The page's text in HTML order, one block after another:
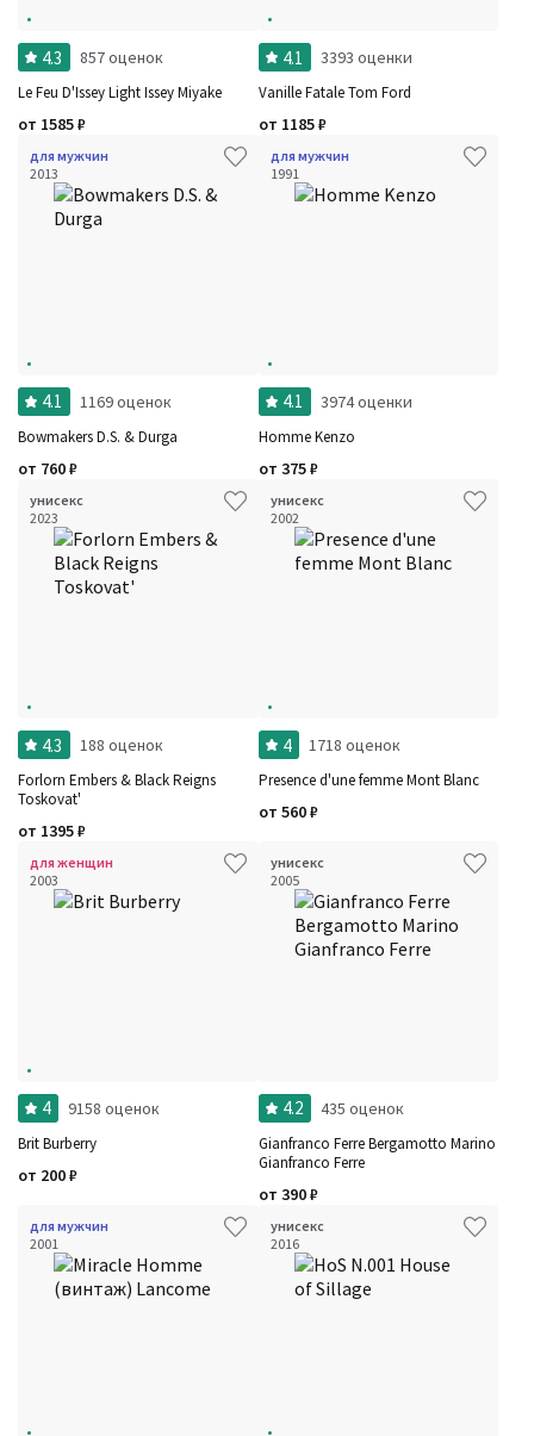
Фильтры
Для кого
Страна производитель
4.3 857 оценок
Le Feu D'Issey Light Issey Miyake
от 1585₽
4.1 3393 оценки
Vanille Fatale Tom Ford
от 1185₽
для мужчин
2013
4.1 1169 оценок
Bowmakers D.S. & Durga
от 760₽
для мужчин
1991
4.1 3974 оценки
Homme Kenzo
от 375₽
унисекс
2023
4.3 188 оценок
Forlorn Embers & Black Reigns
Toskovat'
от 1395₽
унисекс
2002
4 1718 оценок
Presence d'une femme Mont Blanc
от 560₽
для женщин
2003
4 9158 оценок
Brit Burberry
от 200₽
унисекс
2005
4.2 435 оценок
Gianfranco Ferre Bergamotto Marino
Gianfranco Ferre
от 390₽
для мужчин
2001
унисекс
2016